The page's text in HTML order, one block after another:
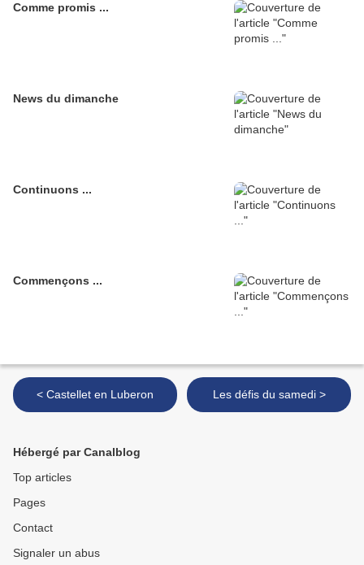
Comme promis ...
News du dimanche
Continuons ...
Commençons ...
< Castellet en Luberon Les défis du samedi >
Hébergé par Canalblog
Top articles
Pages
Contact
Signaler un abus